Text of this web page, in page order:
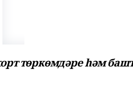
төркөмдәре һәм